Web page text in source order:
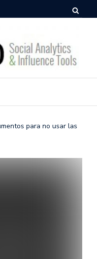
para no usar las